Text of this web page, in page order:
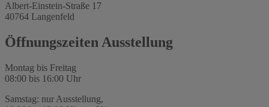
Albert-Einstein-Straße 17
40764 Langenfeld
Öffnungszeiten Ausstellung
Montag bis Freitag
08:00 bis 16:00 Uhr
Samstag: nur Ausstellung,